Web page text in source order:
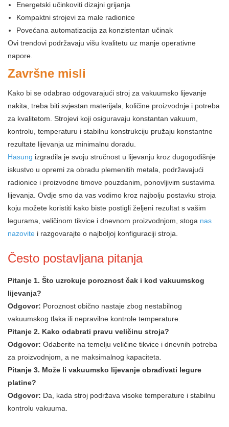
Energetski učinkoviti dizajni grijanja
Kompaktni strojevi za male radionice
Povećana automatizacija za konzistentan učinak
Ovi trendovi podržavaju višu kvalitetu uz manje operativne
napore.
Završne misli
Kako bi se odabrao odgovarajući stroj za vakuumsko lijevanje
nakita, treba biti svjestan materijala, količine proizvodnje i potreba
za kvalitetom. Strojevi koji osiguravaju konstantan vakuum,
kontrolu, temperaturu i stabilnu konstrukciju pružaju konstantne
rezultate lijevanja uz minimalnu doradu.
Hasung izgradila je svoju stručnost u lijevanju kroz dugogodišnje
iskustvo u opremi za obradu plemenitih metala, podržavajući
radionice i proizvodne timove pouzdanim, ponovljivim sustavima
lijevanja. Ovdje smo da vas vodimo kroz najbolju postavku stroja
koju možete koristiti kako biste postigli željeni rezultat s vašim
legurama, veličinom tikvice i dnevnom proizvodnjom, stoga nas
nazovite i razgovarajte o najboljoj konfiguraciji stroja.
Često postavljana pitanja
Pitanje 1. Što uzrokuje poroznost čak i kod vakuumskog
lijevanja?
Odgovor: Poroznost obično nastaje zbog nestabilnog
vakuumskog tlaka ili nepravilne kontrole temperature.
Pitanje 2. Kako odabrati pravu veličinu stroja?
Odgovor: Odaberite na temelju veličine tikvice i dnevnih potreba
za proizvodnjom, a ne maksimalnog kapaciteta.
Pitanje 3. Može li vakuumsko lijevanje obrađivati ​​legure
platine?
Odgovor: Da, kada stroj podržava visoke temperature i stabilnu
kontrolu vakuuma.